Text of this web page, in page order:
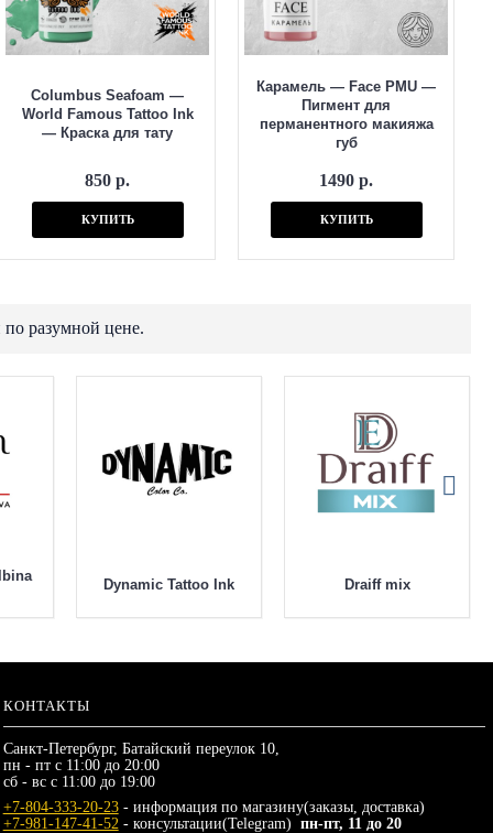
Columbus Seafoam —
World Famous Tattoo Ink
— Краска для тату
850 р.
КУПИТЬ
Карамель — Face PMU —
Пигмент для
перманентного макияжа
губ
1490 р.
КУПИТЬ
по разумной цене.
Dynamic Tattoo Ink Draiff mix
КОНТАКТЫ
Санкт-Петербург, Батайский переулок 10,
пн - пт с 11:00 до 20:00
сб - вс с 11:00 до 19:00
+7-804-333-20-23- информация по магазину(заказы, доставка)
+7-981-147-41-52- консультации(Telegram) пн-пт, 11 до 20